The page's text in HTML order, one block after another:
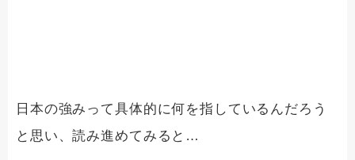
日本の強みって具体的に何を指しているんだろう
と思い、読み進めてみると…